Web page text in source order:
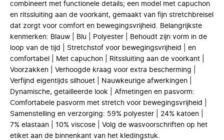
combineert met functionele details; een model met capuchon
en ritssluiting aan de voorkant, gemaakt van fijn stretchbreisel
dat zorgt voor comfort en bewegingsvrijheid. Belangrijkste
kenmerken: Blauw | Blu | Polyester | Behoudt zijn vorm in de
loop van de tijd | Stretchstof voor bewegingsvrijheid | en
comfortabel | Met capuchon | Ritssluiting aan de voorkant |
Voorzakken | Verhoogde kraag voor extra bescherming |
Verfijnd eigentijds silhouet | Nauwkeurige afwerkingen |
Dynamische, getailleerde look | Afmetingen en pasvorm:
Comfortabele pasvorm met stretch voor bewegingsvrijheid |
Samenstelling en verzorging: 59% polyester | 24% katoen |
7% elastaan | 10% viscose | Volg de wasvoorschriften op het
etiket aan de binnenkant van het kledingstuk.